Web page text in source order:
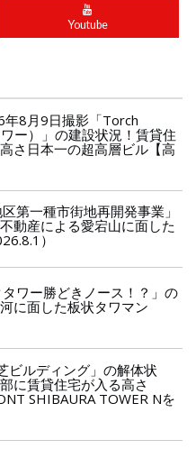
Youtube
年8月9日撮影「Torch
ー）」の建設状況！賃貸住
さ日本一の超高層ビル【高
第一種市街地再開発事業」
動産による愛宕山に面した
）
ワー勝どきノース！？」の
に面した板状タワマン
ビルディング」の解体状
に賃貸住宅が入る高さ
SHIBAURA TOWER Nを